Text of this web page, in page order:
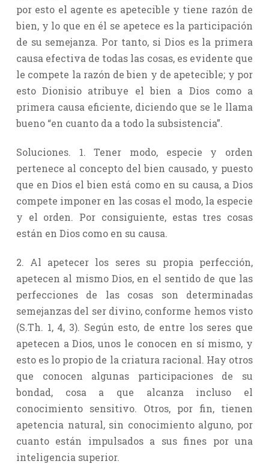
por esto el agente es apetecible y tiene razón de
bien, y lo que en él se apetece es la participación
de su semejanza. Por tanto, si Dios es la primera
causa efectiva de todas las cosas, es evidente que
le compete la razón de bien y de apetecible; y por
esto Dionisio atribuye el bien a Dios como a
primera causa eficiente, diciendo que se le llama
bueno “en cuanto da a todo la subsistencia”.
Soluciones. 1. Tener modo, especie y orden
pertenece al concepto del bien causado, y puesto
que en Dios el bien está como en su causa, a Dios
compete imponer en las cosas el modo, la especie
y el orden. Por consiguiente, estas tres cosas
están en Dios como en su causa.
2. Al apetecer los seres su propia perfección,
apetecen al mismo Dios, en el sentido de que las
perfecciones de las cosas son determinadas
semejanzas del ser divino, conforme hemos visto
(S.Th. 1, 4, 3). Según esto, de entre los seres que
apetecen a Dios, unos le conocen en sí mismo, y
esto es lo propio de la criatura racional. Hay otros
que conocen algunas participaciones de su
bondad, cosa a que alcanza incluso el
conocimiento sensitivo. Otros, por fin, tienen
apetencia natural, sin conocimiento alguno, por
cuanto están impulsados a sus fines por una
inteligencia superior.